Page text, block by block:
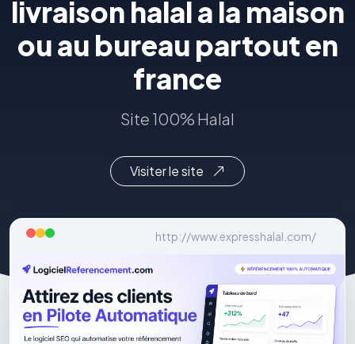
livraison halal a la maison
ou au bureau partout en
france
Site 100% Halal
Visiter le site
http://www.expresshalal.com/